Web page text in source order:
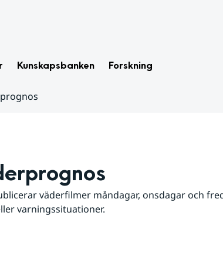
Kunskapsbanken Forskning
väderfilmer måndagar, onsdagar och
varningssituationer.